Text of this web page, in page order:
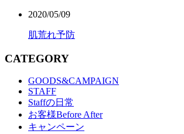
2020/05/09
肌荒れ予防
CATEGORY
GOODS&CAMPAIGN
STAFF
Staffの日常
お客様Before After
キャンペーン